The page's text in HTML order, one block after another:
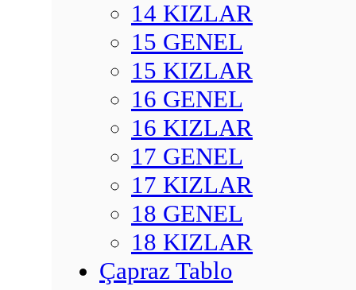
14 KIZLAR
15 GENEL
15 KIZLAR
16 GENEL
16 KIZLAR
17 GENEL
17 KIZLAR
18 GENEL
18 KIZLAR
Çapraz Tablo